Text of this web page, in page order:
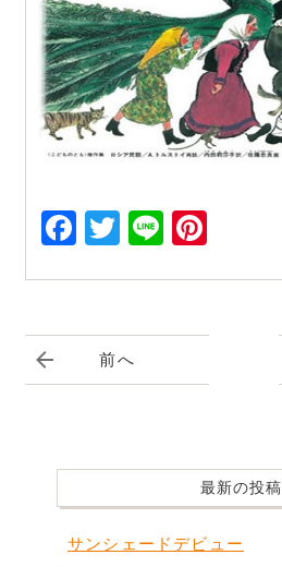
Facebook
Twitter
Line
前へ
最新の投稿
サンシェードデビュー